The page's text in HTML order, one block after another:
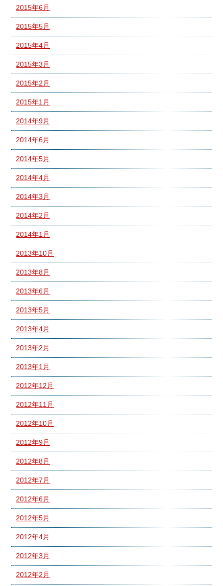
2015年6月
2015年5月
2015年4月
2015年3月
2015年2月
2015年1月
2014年9月
2014年6月
2014年5月
2014年4月
2014年3月
2014年2月
2014年1月
2013年10月
2013年8月
2013年6月
2013年5月
2013年4月
2013年2月
2013年1月
2012年12月
2012年11月
2012年10月
2012年9月
2012年8月
2012年7月
2012年6月
2012年5月
2012年4月
2012年3月
2012年2月